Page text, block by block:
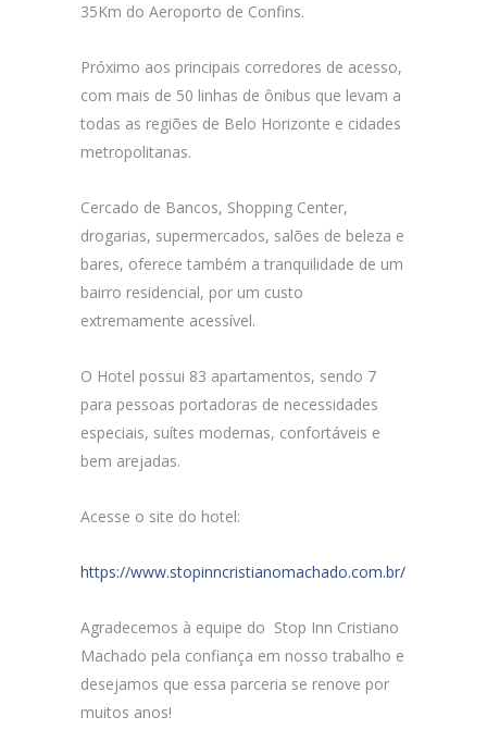
35Km do Aeroporto de Confins.
Próximo aos principais corredores de acesso,
com mais de 50 linhas de ônibus que levam a
todas as regiões de Belo Horizonte e cidades
metropolitanas.
Cercado de Bancos, Shopping Center,
drogarias, supermercados, salões de beleza e
bares, oferece também a tranquilidade de um
bairro residencial, por um custo
extremamente acessível.
O Hotel possui 83 apartamentos, sendo 7
para pessoas portadoras de necessidades
especiais, suítes modernas, confortáveis e
bem arejadas.
Acesse o site do hotel:
https://www.stopinncristianomachado.com.br/
Agradecemos à equipe do Stop Inn Cristiano
Machado pela confiança em nosso trabalho e
desejamos que essa parceria se renove por
muitos anos!